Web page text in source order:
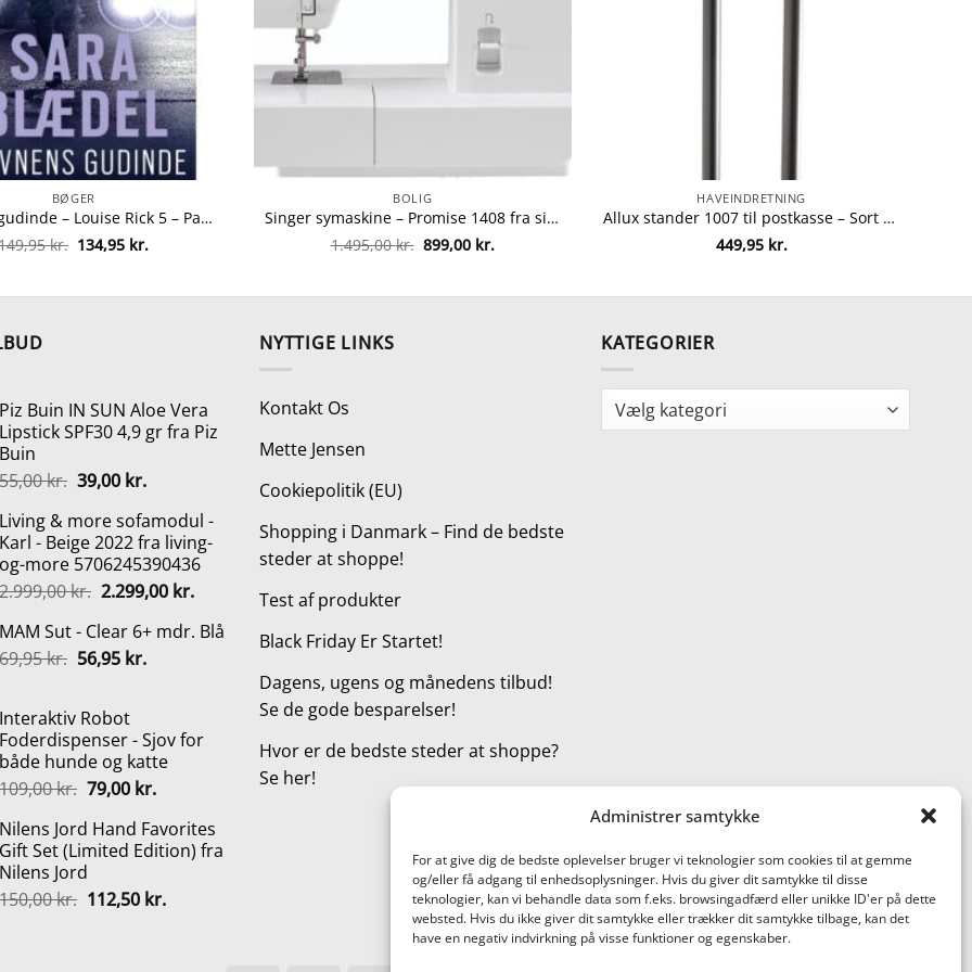
Administrer samtykke
For at give dig de bedste oplevelser bruger vi teknologier som cookies til at gemme
og/eller få adgang til enhedsoplysninger. Hvis du giver dit samtykke til disse
teknologier, kan vi behandle data som f.eks. browsingadfærd eller unikke ID'er på dette
websted. Hvis du ikke giver dit samtykke eller trækker dit samtykke tilbage, kan det
have en negativ indvirkning på visse funktioner og egenskaber.
BØGER
Hævnens gudinde – Louise Rick 5 – Paperback fra 9788771080711
kr. Den
oprindelige
134,95 kr.
BOLIG
Singer symaskine – Promise 1408 fra singer 374318830872
1.495,00kr. Den
oprindelige
899,00 kr.Den
HAVEINDRETNING
Allux stander 1007 til postkasse – Sort fra allux 5701701590085
449,95 kr.
Piz Buin IN SUN Aloe Vera
Lipstick SPF30 4,9 gr fra Piz
Buin
55,00kr. Den
pris
var:
55,00 kr..
39,00 kr.Den
pris
er:
39,00 kr..
Living & more sofamodul -
Karl - Beige 2022 fra living-
og-more 5706245390436
2.999,00kr. Den
pris
var:
2.299,00 kr.Den
pris
2.299,00 kr..
MAM Sut - Clear 6+ mdr. Blå
69,95kr. Den
var:
69,95 kr..
56,95 kr.Den
56,95 kr..
Interaktiv Robot
Foderdispenser - Sjov for
både hunde og katte
109,00kr. Den
pris
var:
109,00 kr..
79,00 kr.Den
pris
er:
Nilens Jord Hand Favorites
Gift Set (Limited Edition) fra
Nilens Jord
150,00kr. Den
112,50 kr.Den
NYTTIGE LINKS
Kontakt Os
Mette Jensen
Cookiepolitik (EU)
Shopping i Danmark – Find de bedste
steder at shoppe!
Test af produkter
Black Friday Er Startet!
Dagens, ugens og månedens tilbud!
Se de gode besparelser!
Hvor er de bedste steder at shoppe?
Se her!
KATEGORIER
Kategorier